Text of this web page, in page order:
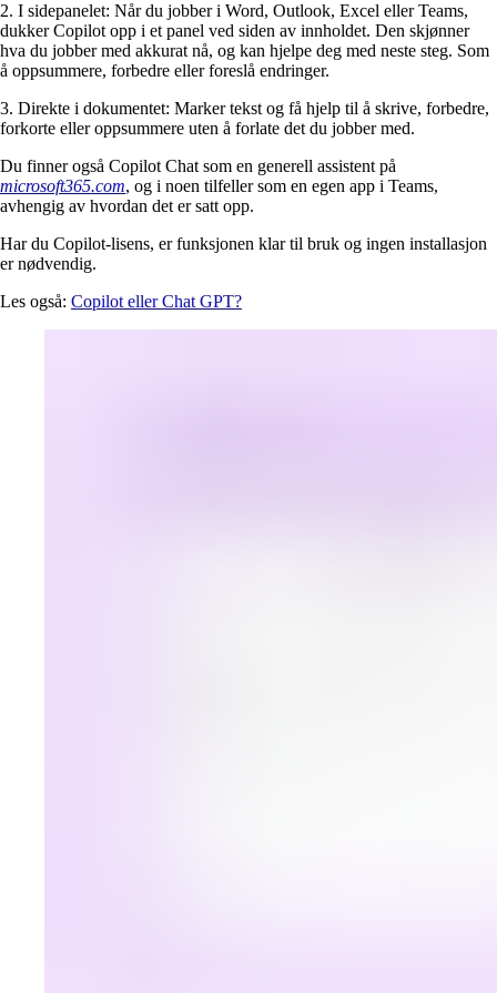
2. I sidepanelet: Når du jobber i Word, Outlook, Excel eller Teams,
dukker Copilot opp i et panel ved siden av innholdet. Den skjønner
hva du jobber med akkurat nå, og kan hjelpe deg med neste steg. Som
å oppsummere, forbedre eller foreslå endringer.
3. Direkte i dokumentet: Marker tekst og få hjelp til å skrive, forbedre,
forkorte eller oppsummere uten å forlate det du jobber med.
Du finner også Copilot Chat som en generell assistent på
microsoft365.com, og i noen tilfeller som en egen app i Teams,
avhengig av hvordan det er satt opp.
Har du Copilot-lisens, er funksjonen klar til bruk og ingen installasjon
er nødvendig.
Les også: Copilot eller Chat GPT?